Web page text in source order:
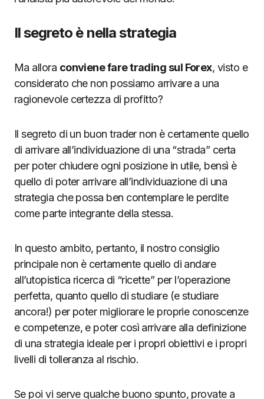
Il segreto è nella strategia
Ma allora conviene fare trading sul Forex, visto e
considerato che non possiamo arrivare a una
ragionevole certezza di profitto?
Il segreto di un buon trader non è certamente quello
di arrivare all’individuazione di una “strada” certa
per poter chiudere ogni posizione in utile, bensì è
quello di poter arrivare all’individuazione di una
strategia che possa ben contemplare le perdite
come parte integrante della stessa.
In questo ambito, pertanto, il nostro consiglio
principale non è certamente quello di andare
all’utopistica ricerca di “ricette” per l’operazione
perfetta, quanto quello di studiare (e studiare
ancora!) per poter migliorare le proprie conoscenze
e competenze, e poter così arrivare alla definizione
di una strategia ideale per i propri obiettivi e i propri
livelli di tolleranza al rischio.
Se poi vi serve qualche buono spunto, provate a